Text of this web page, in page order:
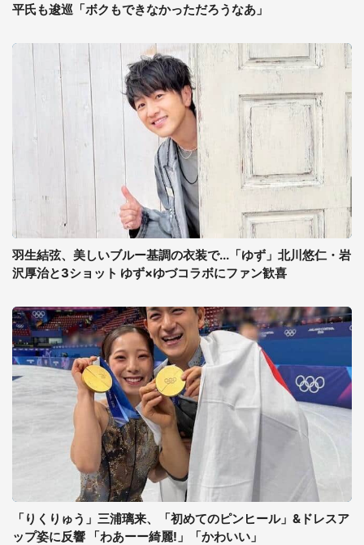
平氏も逡巡「ボクもできなかっただろうなあ」
羽生結弦、美しいブルー基調の衣装で...「ゆず」北川悠仁・岩
沢厚治と3ショット ゆず×ゆづコラボにファン歓喜
「りくりゅう」三浦璃来、「初めてのピンヒール」&ドレスア
ップ姿に反響 「わあーー綺麗!」「かわいい」